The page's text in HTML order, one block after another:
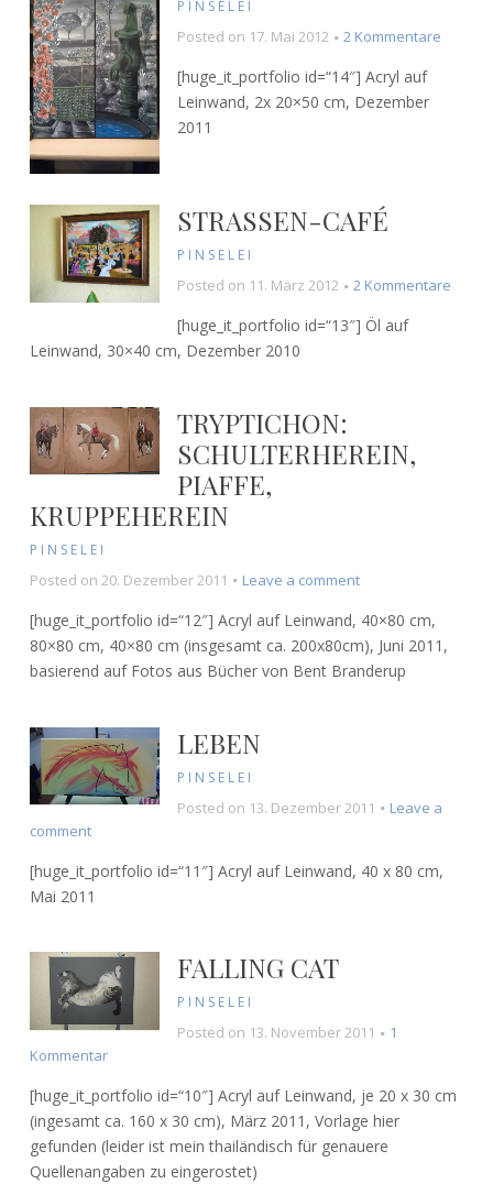
PINSELEI
Posted on 17. Mai 2012 2 Kommentarezu
[huge_it_portfolio id=“14″] Acryl auf
Leinwand, 2x 20×50 cm, Dezember
2011
STRASSEN-CAFÉ
PINSELEI
Posted on 11. März 2012 2 Kommentarezu
[huge_it_portfolio id=“13″] Öl auf
Leinwand, 30×40 cm, Dezember 2010
TRYPTICHON:
SCHULTERHEREIN,
PIAFFE,
KRUPPEHEREIN
PINSELEI
Posted on 20. Dezember 2011 Leave a commenton
Schulterherein,
Piaffe,
Kruppeherein
[huge_it_portfolio id=“12″] Acryl auf Leinwand, 40×80 cm,
80×80 cm, 40×80 cm (insgesamt ca. 200x80cm), Juni 2011,
basierend auf Fotos aus Bücher von Bent Branderup
LEBEN
PINSELEI
Posted on 13. Dezember 2011
Leave a
commenton
[huge_it_portfolio id=“11″] Acryl auf Leinwand, 40 x 80 cm,
Mai 2011
FALLING CAT
PINSELEI
Posted on 13. November 2011
1
Kommentarzu
Cat
[huge_it_portfolio id=“10″] Acryl auf Leinwand, je 20 x 30 cm
(ingesamt ca. 160 x 30 cm), März 2011, Vorlage hier
gefunden (leider ist mein thailändisch für genauere
Quellenangaben zu eingerostet)